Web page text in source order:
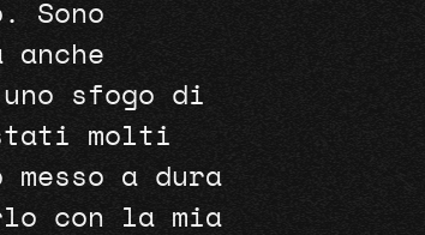
Sono
anche
sfogo di
molti
messo a dura
con la mia